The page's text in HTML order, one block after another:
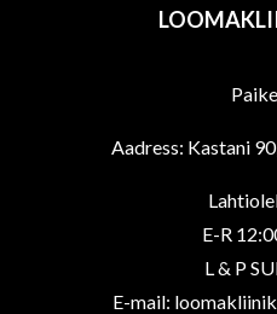
on
Aadress: Kastani
E-R
L & P
E-mail: